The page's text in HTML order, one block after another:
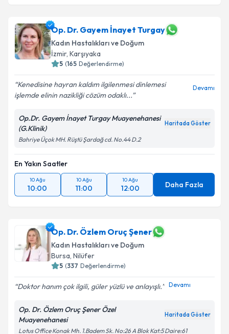
Op. Dr. Gayem İnayet Turgay
Kadın Hastalıkları ve Doğum
İzmir, Karşıyaka
5 (165 Değerlendirme)
Kenedisine hayran kaldım ilgilenmesi dinlemesi
işlemde elinin nazikliği cözüm odaklı...
Devamı
Op.Dr. Gayem İnayet Turgay Muayenehanesi
(G.Klinik)
Haritada Göster
Bahriye Üçok MH. Rüştü Şardağ cd. No.44 D.2
En Yakın Saatler
10 Ağu
10:00
10 Ağu
11:00
10 Ağu
12:00 Daha Fazla
Op. Dr. Özlem Oruç Şener
Kadın Hastalıkları ve Doğum
Bursa, Nilüfer
5 (337 Değerlendirme)
Doktor hanım çok ilgili, güler yüzlü ve anlayışlı. Devamı
Op. Dr. Özlem Oruç Şener Özel
Muayenehanesi
Haritada Göster
Lotus Office Konak Mh. 1.Badem Sk. No:26 A Blok Kat:5 Daire:61